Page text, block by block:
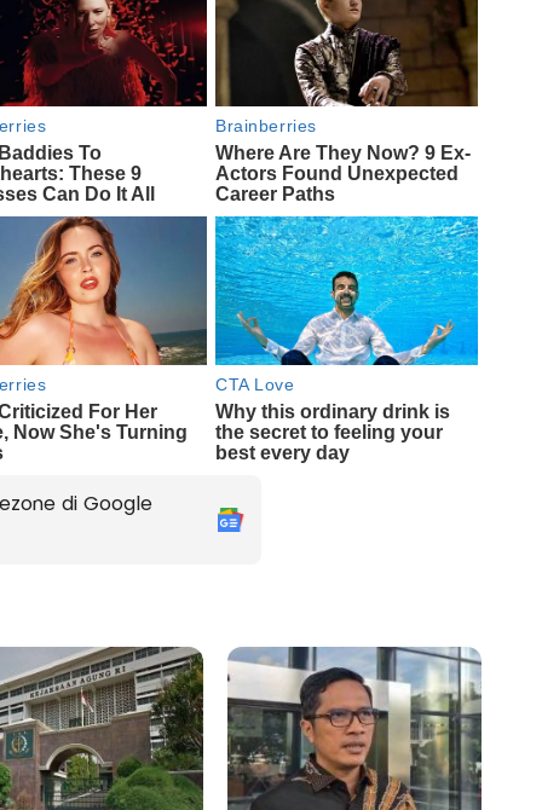
di Google